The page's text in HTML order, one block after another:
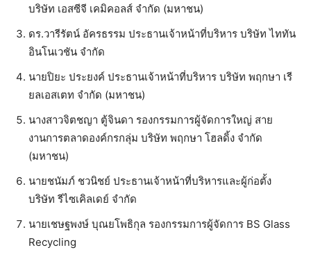
บริษัท เอสซีจี เคมิคอลส์ จำกัด (มหาชน)
ดร.วารีรัตน์ อัครธรรม ประธานเจ้าหน้าที่บริหาร บริษัท ไททัน
อินโนเวชัน จำกัด
นายปิยะ ประยงค์ ประธานเจ้าหน้าที่บริหาร บริษัท พฤกษา เรี
ยลเอสเตท จำกัด (มหาชน)
นางสาวจิตชญา ตู้จินดา รองกรรมการผู้จัดการใหญ่ สาย
งานการตลาดองค์กรกลุ่ม บริษัท พฤกษา โฮลดิ้ง จำกัด
(มหาชน)
นายชนัมภ์ ชวนิชย์ ประธานเจ้าหน้าที่บริหารและผู้ก่อตั้ง
บริษัท รีไซเคิลเดย์ จำกัด
นายเชษฐพงษ์ บุณยโพธิกุล รองกรรมการผู้จัดการ BS Glass
Recycling